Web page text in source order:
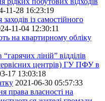
11-28 16:23:19
із самостійного
11-04 12:30:11
на квартирному обліку
ліній” відділів
центрів) ГУ ПФУ в
17 13:03:18
2021-06-30 05:57:33
права власності на